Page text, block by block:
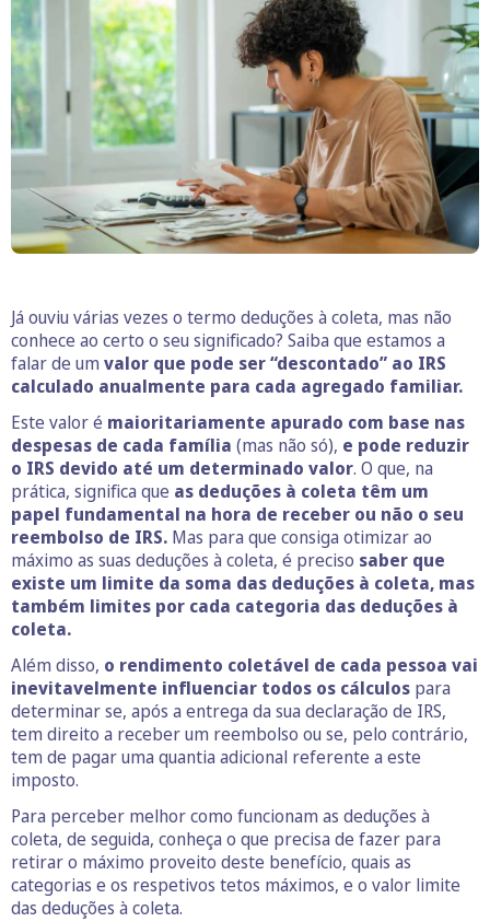
Já ouviu várias vezes o termo deduções à coleta, mas não
conhece ao certo o seu significado? Saiba que estamos a
falar de um valor que pode ser “descontado” ao IRS
calculado anualmente para cada agregado familiar.
Este valor é maioritariamente apurado com base nas
despesas de cada família (mas não só), e pode reduzir
o IRS devido até um determinado valor. O que, na
prática, significa que as deduções à coleta têm um
papel fundamental na hora de receber ou não o seu
reembolso de IRS. Mas para que consiga otimizar ao
máximo as suas deduções à coleta, é preciso saber que
existe um limite da soma das deduções à coleta, mas
também limites por cada categoria das deduções à
coleta.
Além disso, o rendimento coletável de cada pessoa vai
inevitavelmente influenciar todos os cálculos para
determinar se, após a entrega da sua declaração de IRS,
tem direito a receber um reembolso ou se, pelo contrário,
tem de pagar uma quantia adicional referente a este
imposto.
Para perceber melhor como funcionam as deduções à
coleta, de seguida, conheça o que precisa de fazer para
retirar o máximo proveito deste benefício, quais as
categorias e os respetivos tetos máximos, e o valor limite
das deduções à coleta.